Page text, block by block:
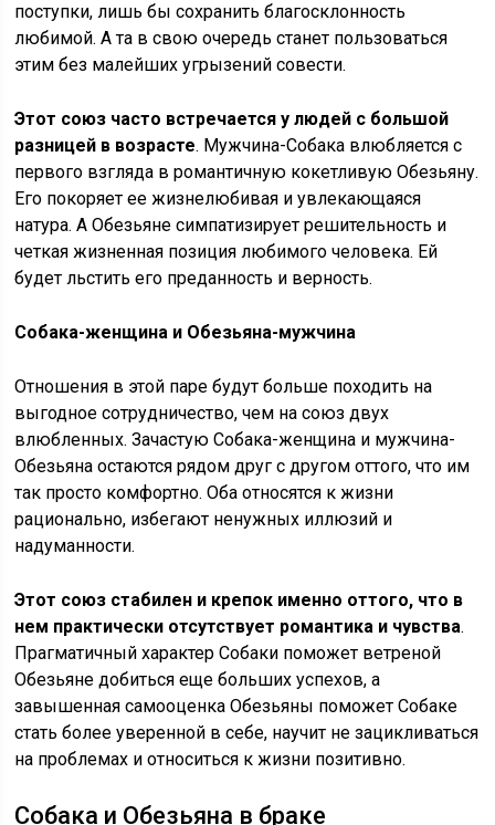
поступки, лишь бы сохранить благосклонность
любимой. А та в свою очередь станет пользоваться
этим без малейших угрызений совести.
Этот союз часто встречается у людей с большой
разницей в возрасте. Мужчина-Собака влюбляется с
первого взгляда в романтичную кокетливую Обезьяну.
Его покоряет ее жизнелюбивая и увлекающаяся
натура. А Обезьяне симпатизирует решительность и
четкая жизненная позиция любимого человека. Ей
будет льстить его преданность и верность.
Собака-женщина и Обезьяна-мужчина
Отношения в этой паре будут больше походить на
выгодное сотрудничество, чем на союз двух
влюбленных. Зачастую Собака-женщина и мужчина-
Обезьяна остаются рядом друг с другом оттого, что им
так просто комфортно. Оба относятся к жизни
рационально, избегают ненужных иллюзий и
надуманности.
Этот союз стабилен и крепок именно оттого, что в
нем практически отсутствует романтика и чувства.
Прагматичный характер Собаки поможет ветреной
Обезьяне добиться еще больших успехов, а
завышенная самооценка Обезьяны поможет Собаке
стать более уверенной в себе, научит не зацикливаться
на проблемах и относиться к жизни позитивно.
Собака и Обезьяна в браке